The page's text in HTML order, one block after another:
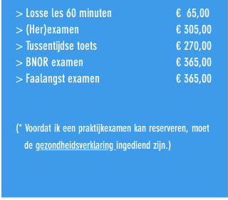
> Losse les 60 minuten
> (Her)examen
> Tussentijdse toets
> BNOR examen
> Faalangst examen
(* Voordat ik een praktijkexamen kan reserveren, moet
de gezondheidsverklaring ingediend zijn.)
€ 65,00
€ 305,00
€ 270,00
€ 365,00
€ 365,00